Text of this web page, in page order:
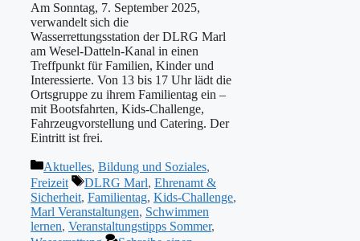
Am Sonntag, 7. September 2025,
verwandelt sich die
Wasserrettungsstation der DLRG Marl
am Wesel-Datteln-Kanal in einen
Treffpunkt für Familien, Kinder und
Interessierte. Von 13 bis 17 Uhr lädt die
Ortsgruppe zu ihrem Familientag ein –
mit Bootsfahrten, Kids-Challenge,
Fahrzeugvorstellung und Catering. Der
Eintritt ist frei.
Kategorien
Aktuelles, Bildung und Soziales,
Freizeit
Schlagwörter
DLRG Marl, Ehrenamt &
Sicherheit, Familientag, Kids-Challenge,
Marl Veranstaltungen, Schwimmen
lernen, Veranstaltungstipps Sommer,